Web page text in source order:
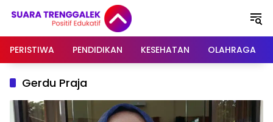
PERISTIWA
PENDIDIKAN KESEHATAN OLAHRAGA
Gerdu Praja